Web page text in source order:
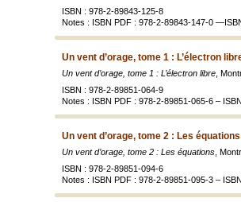
ISBN : 978-2-89843-125-8
Notes : ISBN PDF : 978-2-89843-147-0
Un vent d’orage, tome 1 : L’électron
Un vent d’orage, tome 1 : L’électron libre ,
ISBN : 978-2-89851-064-9
Notes : ISBN PDF : 978-2-89851-065-6 –
Un vent d’orage, tome 2 : Les
Un vent d’orage, tome 2 : Les équations ,
ISBN : 978-2-89851-094-6
Notes : ISBN PDF : 978-2-89851-095-3 –